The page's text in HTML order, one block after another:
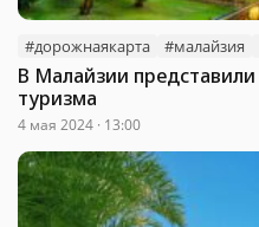
#дорожнаякарта #малайзия
В Малайзии
туризма
4 мая 2024 · 13:00